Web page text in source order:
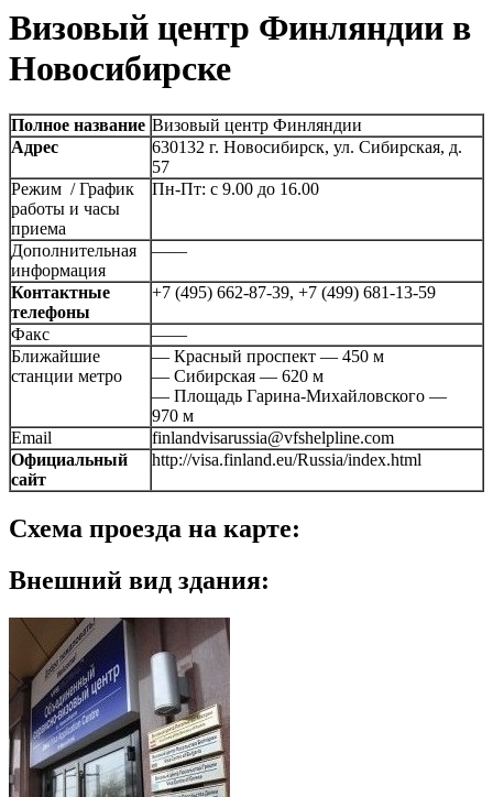
Визовый центр Финляндии в
Новосибирске
Полное название Визовый центр Финляндии
Адрес
630132 г. Новосибирск, ул. Сибирская, д.
57
Режим / График
работы и часы
приема
Пн-Пт: с 9.00 до 16.00
Дополнительная
информация
——
Контактные
телефоны
+7 (495) 662-87-39, +7 (499) 681-13-59
Факс
——
Ближайшие
станции метро
— Красный проспект — 450 м
— Сибирская — 620 м
— Площадь Гарина-Михайловского —
970 м
Email
finlandvisarussia@vfshelpline.com
Официальный
сайт
http://visa.finland.eu/Russia/index.html
Схема проезда на карте:
Внешний вид здания: